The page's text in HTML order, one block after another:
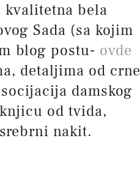
kvalitetna bela
Sada (sa kojim
blog postu- ovde
detaljima od crne
damskog
od tvida,
nakit.